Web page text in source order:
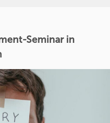
Seminar in